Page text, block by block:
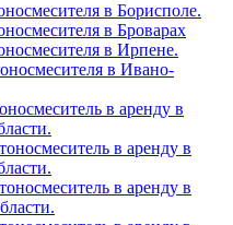
в Борисполе.
в Броварах
в Ирпене.
в Ивано-
в аренду в
в аренду в
в аренду в